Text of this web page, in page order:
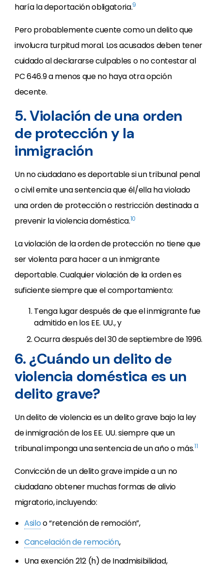
haría la deportación obligatoria.9
Pero probablemente cuente como un delito que
involucra turpitud moral. Los acusados deben tener
cuidado al declararse culpables o no contestar al
PC 646.9 a menos que no haya otra opción
decente.
5. Violación de una orden
de protección y la
inmigración
Un no ciudadano es deportable si un tribunal penal
o civil emite una sentencia que él/ella ha violado
una orden de protección o restricción destinada a
prevenir la violencia doméstica.10
La violación de la orden de protección no tiene que
ser violenta para hacer a un inmigrante
deportable. Cualquier violación de la orden es
suficiente siempre que el comportamiento:
Tenga lugar después de que el inmigrante fue
admitido en los EE. UU., y
Ocurra después del 30 de septiembre de 1996.
6. ¿Cuándo un delito de
violencia doméstica es un
delito grave?
Un delito de violencia es un delito grave bajo la ley
de inmigración de los EE. UU. siempre que un
tribunal imponga una sentencia de un año o más.11
Convicción de un delito grave impide a un no
ciudadano obtener muchas formas de alivio
migratorio, incluyendo:
Asiloo “retención de remoción”,
Cancelación de remoción,
Una exención 212 (h) de Inadmisibilidad,